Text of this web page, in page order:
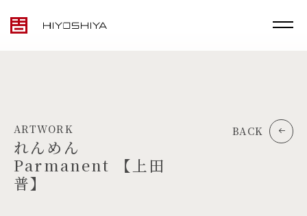
ARTWORK
れんめん
Parmanent 【上田
普】
BACK